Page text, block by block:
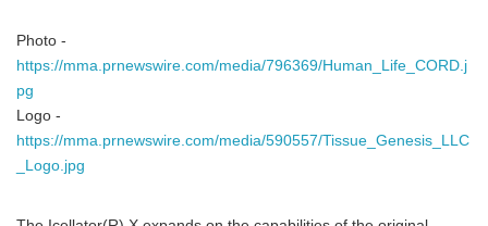
Photo -
https://mma.prnewswire.com/media/796369/Human_Life_CORD.j
pg
Logo -
https://mma.prnewswire.com/media/590557/Tissue_Genesis_LLC
_Logo.jpg